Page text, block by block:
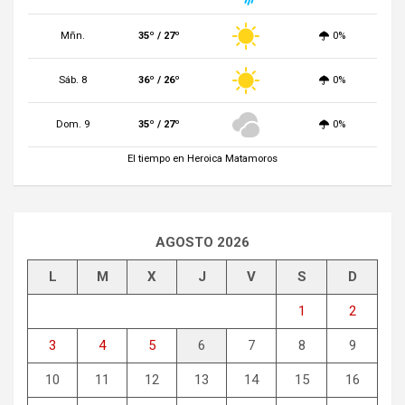
Mñn. 35º / 27º 0%
Sáb. 8 36º / 26º 0%
Dom. 9 35º / 27º 0%
El tiempo en Heroica Matamoros
AGOSTO 2026
L M X J V S D
1 2
3 4 5 6 7 8 9
10 11 12 13 14 15 16